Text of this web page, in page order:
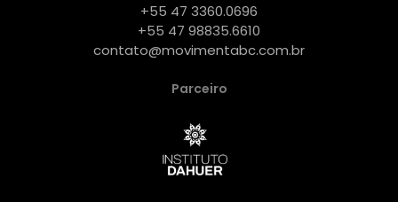
+55 47 3360.0696
+55 47 98835.6610
contato@movimentabc.com.br
Parceiro